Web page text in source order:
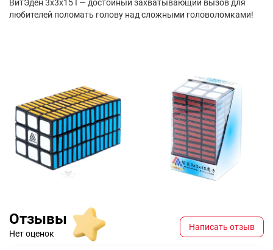
ВитЭден 3х3х15 I — достойный захватывающий вызов для
любителей поломать голову над сложными головоломками!
Отзывы
Нет оценок
Написать отзыв